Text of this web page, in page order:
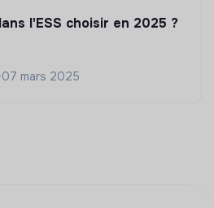
l'ESS choisir en 2025 ?
07 mars 2025